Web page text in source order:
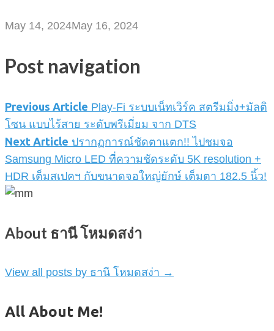
May 14, 2024May 16, 2024
Post navigation
Previous Article Play-Fi ระบบเน็ทเวิร์ค สตรีมมิ่ง+มัลติ
โซน แบบไร้สาย ระดับพรีเมี่ยม จาก DTS
Next Article ปรากฏการณ์ชัดตาแตก!! ไปชมจอ
Samsung Micro LED ที่ความชัดระดับ 5K resolution +
HDR เต็มสเปคฯ กับขนาดจอใหญ่ยักษ์ เต็มตา 182.5 นิ้ว!
About ธานี โหมดสง่า
View all posts by ธานี โหมดสง่า →
All About Me!